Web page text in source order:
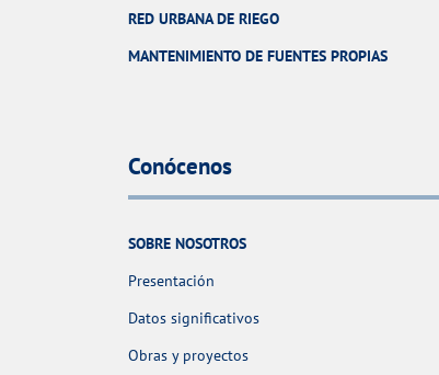
RED URBANA DE RIEGO
MANTENIMIENTO DE FUENTES PROPIAS
Conócenos
SOBRE NOSOTROS
Presentación
Datos significativos
Obras y proyectos